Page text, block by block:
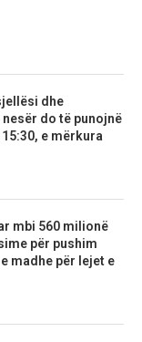
dhe
nesër do të punojnë
e mërkura
mbi 560 milionë
për pushim
madhe për lejet e